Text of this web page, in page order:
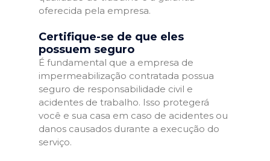
oferecida pela empresa.
Certifique-se de que eles
possuem seguro
É fundamental que a empresa de
impermeabilização contratada possua
seguro de responsabilidade civil e
acidentes de trabalho. Isso protegerá
você e sua casa em caso de acidentes ou
danos causados durante a execução do
serviço.